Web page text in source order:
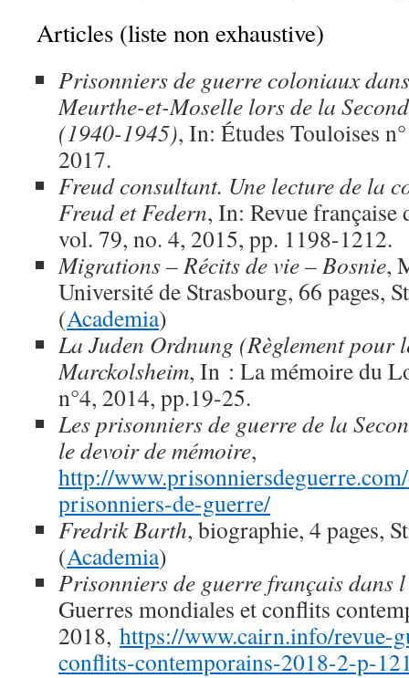
Articles (liste non exhaustive)
Prisonniers de guerre coloniaux
Meurthe-et-Moselle lors de la
(1940-1945), In: Études Touloises
2017.
Freud consultant. Une lecture de la
Freud et Federn, In: Revue française
vol. 79, no. 4, 2015, pp. 1198-1212.
Migrations – Récits de vie – Bosnie,
Université de Strasbourg, 66 pages,
(Academia)
La Juden Ordnung (Règlement pour
Marckolsheim, In : La mémoire du
n°4, 2014, pp.19-25.
Les prisonniers de guerre de la
le devoir de mémoire,
http://
prisonniers-de-guerre/
Fredrik Barth, biographie, 4 pages,
(Academia)
Prisonniers de guerre français dans
Guerres mondiales et conflits
2018, https://www.cairn.info/revue-
conflits-contemporains-2018-2-p-